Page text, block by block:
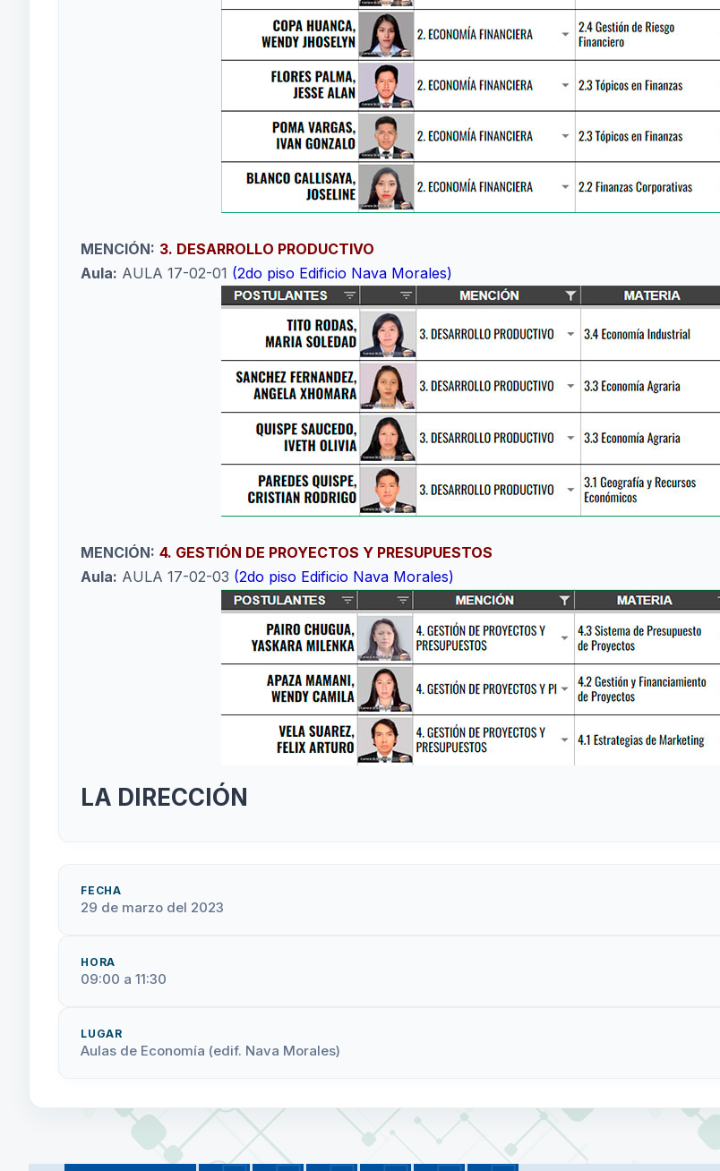
MENCIÓN: 3. DESARROLLO PRODUCTIVO
Aula: AULA 17-02-01 (2do piso Edificio Nava Morales)
MENCIÓN: 4. GESTIÓN DE PROYECTOS Y PRESUPUESTOS
Aula: AULA 17-02-03 (2do piso Edificio Nava Morales)
LA DIRECCIÓN
FECHA
29 de marzo del 2023
HORA
09:00 a 11:30
LUGAR
Aulas de Economía (edif. Nava Morales)